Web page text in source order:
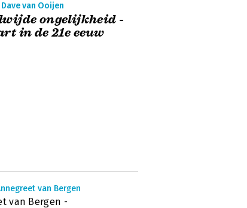
van Ooijen
ongelijkheid -
in de 21e eeuw
van Bergen
van Bergen -